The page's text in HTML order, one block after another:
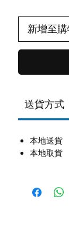
新增至
送貨方式
本地送貨
本地取貨